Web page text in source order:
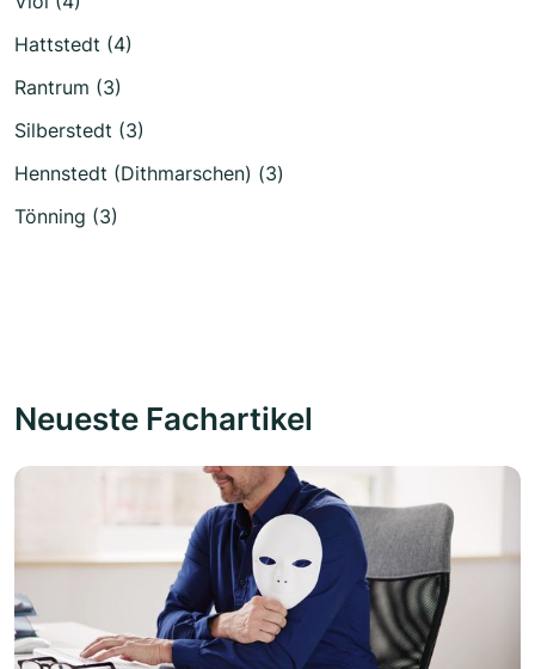
Hattstedt (4)
Rantrum (3)
Silberstedt (3)
Hennstedt (Dithmarschen) (3)
Tönning (3)
Neueste Fachartikel